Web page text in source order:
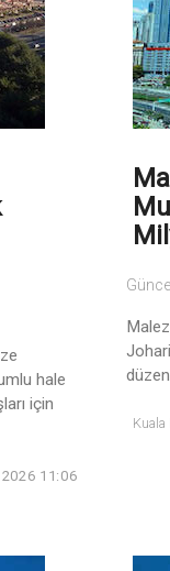
hale
için
11:06